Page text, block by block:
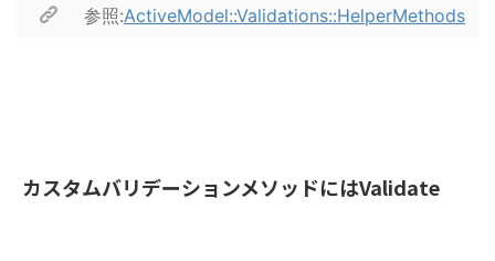
参照:ActiveModel::Validations::HelperMethods
カスタムバリデーションメソッドにはValidate